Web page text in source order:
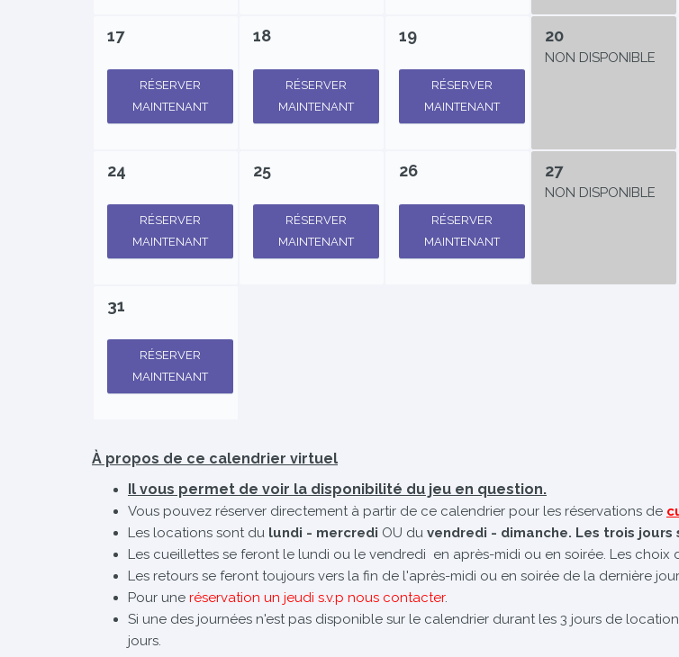
17
RÉSERVER
MAINTENANT
18
RÉSERVER
MAINTENANT
19
RÉSERVER
MAINTENANT
20
NON DISPONIBLE
24
RÉSERVER
MAINTENANT
25
RÉSERVER
MAINTENANT
26
RÉSERVER
MAINTENANT
27
NON DISPONIBLE
31
RÉSERVER
MAINTENANT
À propos de ce calendrier virtuel
Il vous permet de voir la disponibilité du jeu en question.
Vous pouvez réserver directement à partir de ce calendrier pour les réservations de
Les locations sont du lundi - mercredi OU du vendredi - dimanche. Les trois
Les cueillettes se feront le lundi ou le vendredi en après-midi ou en soirée. Les
Les retours se feront toujours vers la fin de l'après-midi ou en soirée de la dernière
Pour une réservation un jeudi s.v.p nous contacter.
Si une des journées n'est pas disponible sur le calendrier durant les 3 jours de
jours.